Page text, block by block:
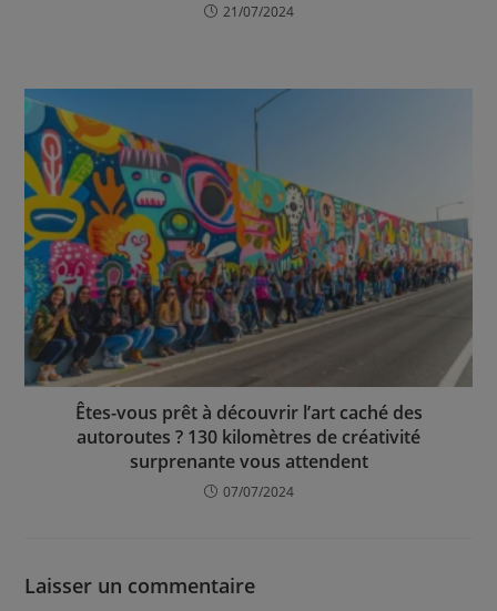
21/07/2024
Êtes-vous prêt à découvrir l’art caché des
autoroutes ? 130 kilomètres de créativité
surprenante vous attendent
07/07/2024
Laisser un commentaire